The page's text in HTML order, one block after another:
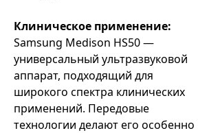
Клиническое применение:
Samsung Medison HS50 —
универсальный ультразвуковой
аппарат, подходящий для
широкого спектра клинических
применений. Передовые
технологии делают его особенно